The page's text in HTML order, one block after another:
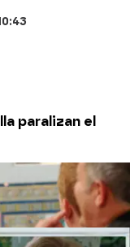
paralizan el
falsas en el